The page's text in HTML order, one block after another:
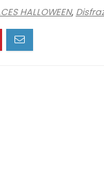
HALLOWEEN,